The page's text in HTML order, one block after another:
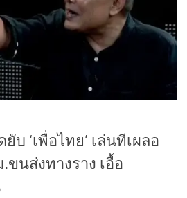
ยับ ‘เพื่อไทย’ เล่นทีเผลอ
นส่งทางราง เอื้อ